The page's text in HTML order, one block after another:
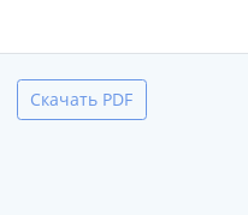
Скачать PDF